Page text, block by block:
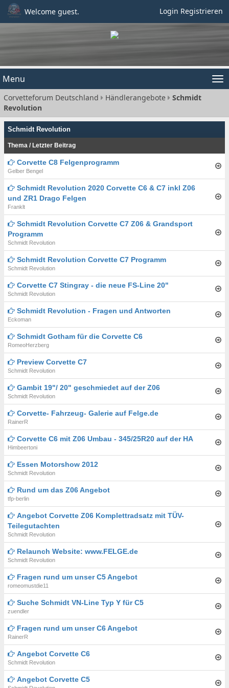
Welcome guest. Login Registrieren
Menu
Corvetteforum Deutschland Händlerangebote
Schmidt
Revolution
Schmidt Revolution
Thema / Letzter Beitrag
Corvette C8 Felgenprogramm
Gelber Bengel
Schmidt Revolution 2020 Corvette C6 & C7 inkl Z06
und ZR1 Drago Felgen
Franklt
Schmidt Revolution Corvette C7 Z06 & Grandsport
Programm
Schmidt Revolution
Schmidt Revolution Corvette C7 Programm
Schmidt Revolution
Corvette C7 Stingray - die neue FS-Line 20"
Schmidt Revolution
Schmidt Revolution - Fragen und Antworten
Eckoman
Schmidt Gotham für die Corvette C6
RomeoHerzberg
Preview Corvette C7
Schmidt Revolution
Gambit 19"/ 20" geschmiedet auf der Z06
Schmidt Revolution
Corvette- Fahrzeug- Galerie auf Felge.de
RainerR
Corvette C6 mit Z06 Umbau - 345/25R20 auf der HA
Himbeertoni
Essen Motorshow 2012
Schmidt Revolution
Rund um das Z06 Angebot
tfp-berlin
Angebot Corvette Z06 Komplettradsatz mit TÜV-
Teilegutachten
Schmidt Revolution
Relaunch Website: www.FELGE.de
Schmidt Revolution
Fragen rund um unser C5 Angebot
romeomustdie11
Suche Schmidt VN-Line Typ Y für C5
zuendler
Fragen rund um unser C6 Angebot
RainerR
Angebot Corvette C6
Schmidt Revolution
Angebot Corvette C5